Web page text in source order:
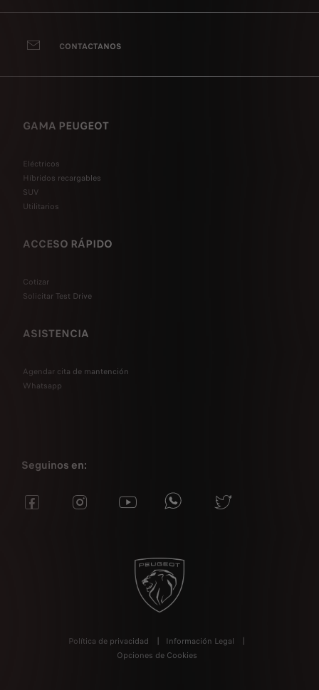
CONTACTANOS
GAMA PEUGEOT
Eléctricos
Híbridos recargables
SUV
Utilitarios
ACCESO RÁPIDO
Cotizar
Solicitar Test Drive
ASISTENCIA
Agendar cita de mantención
Whatsapp
Seguinos en:
Política de privacidad
Información Legal
Opciones de Cookies